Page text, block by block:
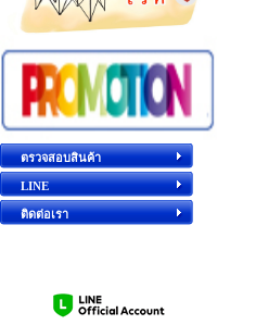
ตรวจสอบสินค้า
LINE
ติดต่อเรา